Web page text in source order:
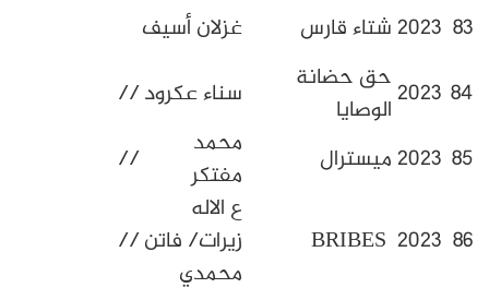
قارس
غزلان أسيف
حضانة
سناء عكرود
//
محمد
مفتكر
//
زيرات/ فاتن
//